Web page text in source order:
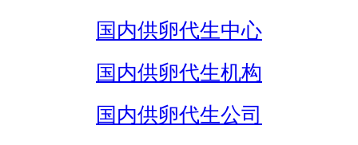
国内供卵代生中心
国内供卵代生机构
国内供卵代生公司